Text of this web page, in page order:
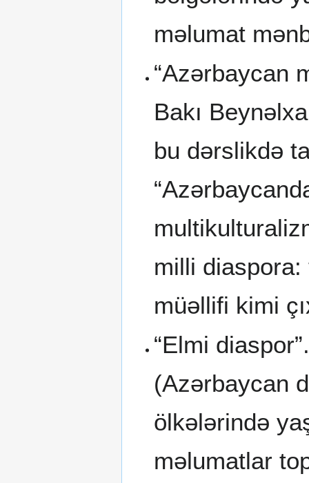
məlumat
“Azərbaycan
Bakı
bu dərslikdə
milli diaspora:
müəllifi kimi
“Elmi
(Azərbaycan
ölkələrində
məlumatlar